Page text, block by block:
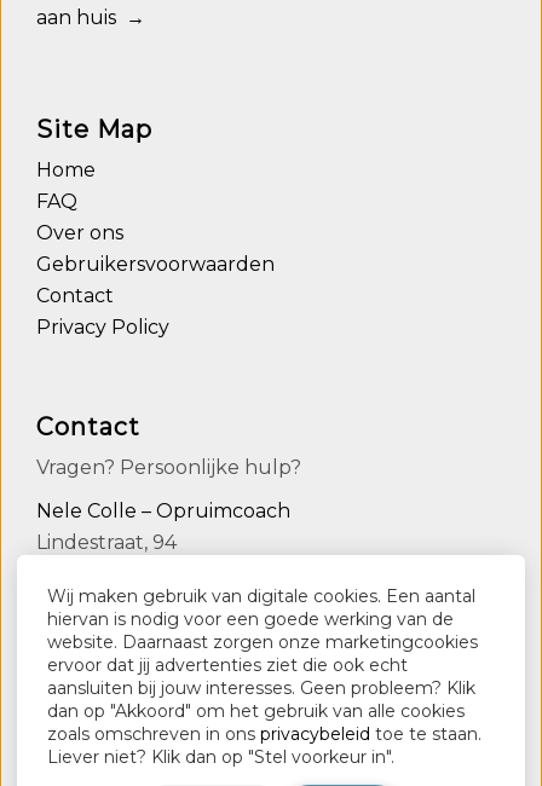
aan huis →
Site Map
Home
FAQ
Over ons
Gebruikersvoorwaarden
Contact
Privacy Policy
Contact
Vragen? Persoonlijke hulp?
Nele Colle – Opruimcoach
Lindestraat, 94
0498136554
info@nelecolle.be
www.nelecolle.be
Wij maken gebruik van digitale cookies. Een aantal
hiervan is nodig voor een goede werking van de
website. Daarnaast zorgen onze marketingcookies
ervoor dat jij advertenties ziet die ook echt
aansluiten bij jouw interesses. Geen probleem? Klik
dan op "Akkoord" om het gebruik van alle cookies
zoals omschreven in ons privacybeleid toe te staan.
Liever niet? Klik dan op "Stel voorkeur in".